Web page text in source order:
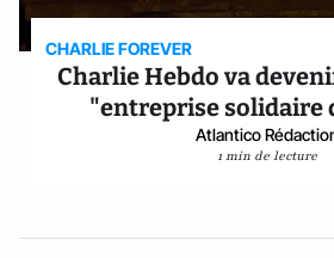
CHARLIE FOREVER
Charlie Hebdo va
"entreprise solidaire
Atlantico
1 min de lecture